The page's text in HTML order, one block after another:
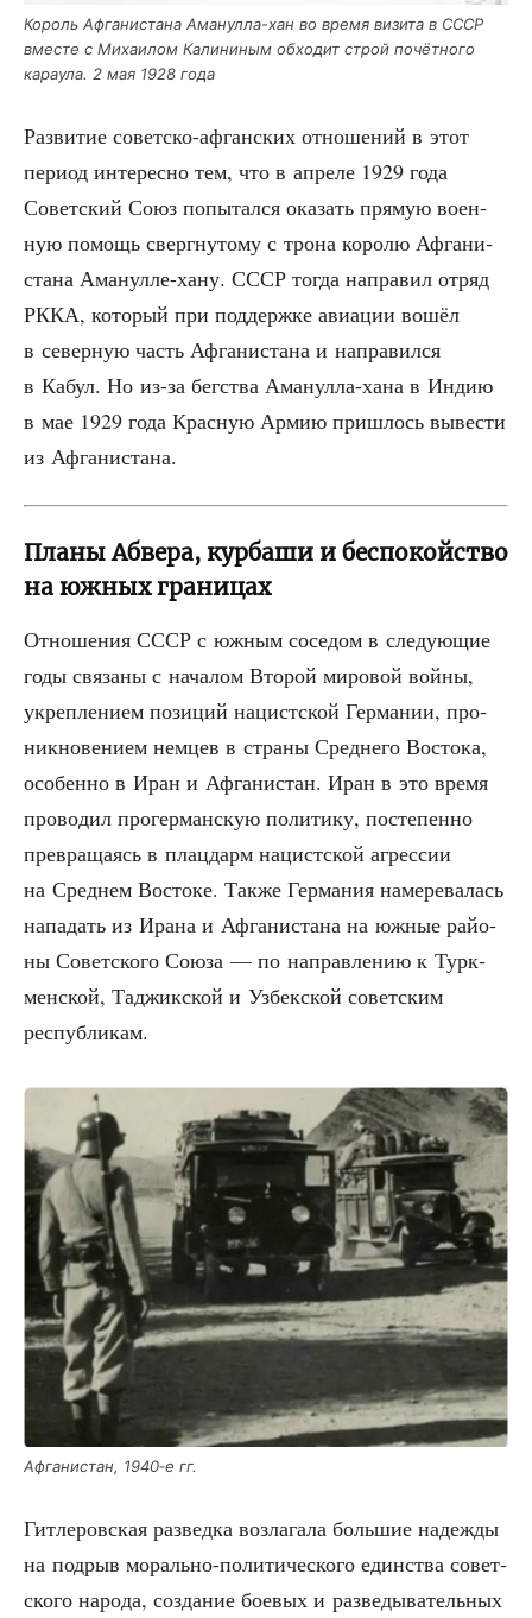
Король Афга­ни­ста­на Ама­нул­ла-хан во вре­мя визи­та в СССР
вме­сте с Миха­и­лом Кали­ни­ным обхо­дит строй почёт­но­го
кара­у­ла. 2 мая 1928 года
Раз­ви­тие совет­ско-афган­ских отно­ше­ний в этот
пери­од инте­рес­но тем, что в апре­ле 1929 года
Совет­ский Союз попы­тал­ся ока­зать пря­мую воен­
ную помощь сверг­ну­то­му с тро­на коро­лю Афга­ни­
ста­на Ама­нул­ле-хану. СССР тогда напра­вил отряд
РККА, кото­рый при под­держ­ке авиа­ции вошёл
в север­ную часть Афга­ни­ста­на и напра­вил­ся
в Кабул. Но из-за бег­ства Ама­нул­ла-хана в Индию
в мае 1929 года Крас­ную Армию при­шлось выве­сти
из Афганистана.
Планы Абвера, курбаши и беспокойство
на южных границах
Отно­ше­ния СССР с южным сосе­дом в сле­ду­ю­щие
годы свя­за­ны с нача­лом Вто­рой миро­вой вой­ны,
укреп­ле­ни­ем пози­ций нацист­ской Гер­ма­нии, про­
ник­но­ве­ни­ем нем­цев в стра­ны Сред­не­го Восто­ка,
осо­бен­но в Иран и Афга­ни­стан. Иран в это вре­мя
про­во­дил про­гер­ман­скую поли­ти­ку, посте­пен­но
пре­вра­ща­ясь в плац­дарм нацист­ской агрес­сии
на Сред­нем Восто­ке. Так­же Гер­ма­ния наме­ре­ва­лась
напа­дать из Ира­на и Афга­ни­ста­на на южные рай­о­
ны Совет­ско­го Сою­за — по направ­ле­нию к Турк­
мен­ской, Таджик­ской и Узбек­ской совет­ским
республикам.
Афга­ни­стан, 1940‑е гг.
Гит­ле­ров­ская раз­вед­ка воз­ла­га­ла боль­шие надеж­ды
на под­рыв мораль­но-поли­ти­че­ско­го един­ства совет­
ско­го наро­да, созда­ние бое­вых и раз­ве­ды­ва­тель­ных